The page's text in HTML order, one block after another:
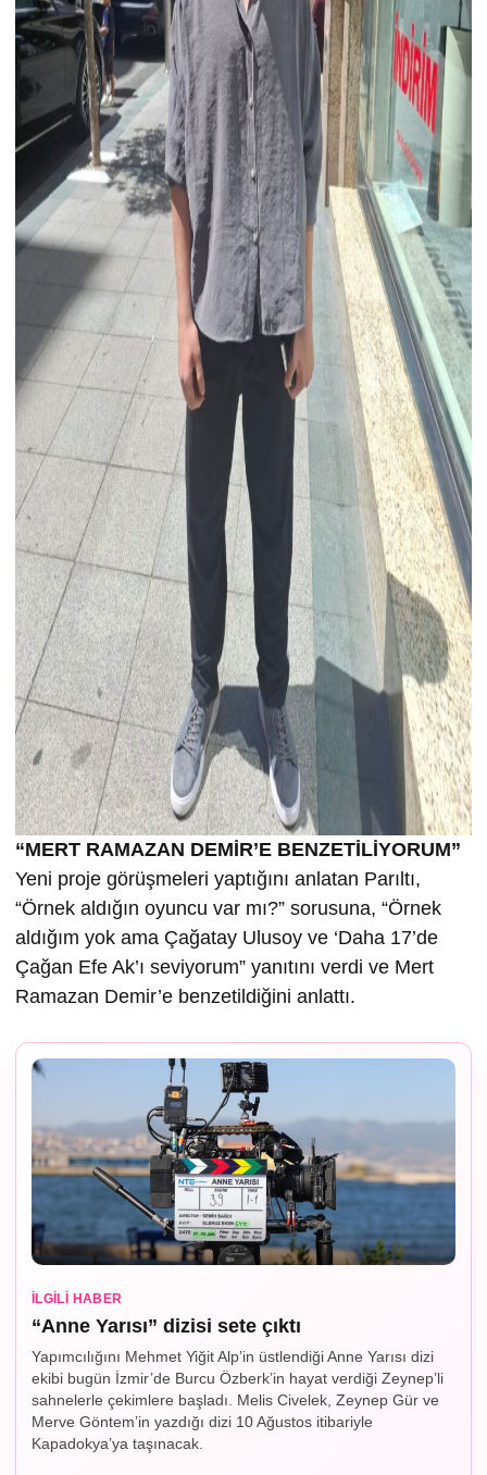
“MERT RAMAZAN DEMİR’E BENZETİLİYORUM”
Yeni proje görüşmeleri yaptığını anlatan Parıltı,
“Örnek aldığın oyuncu var mı?” sorusuna, “Örnek
aldığım yok ama Çağatay Ulusoy ve ‘Daha 17’de
Çağan Efe Ak’ı seviyorum” yanıtını verdi ve Mert
Ramazan Demir’e benzetildiğini anlattı.
İLGILI HABER
“Anne Yarısı” dizisi sete çıktı
Yapımcılığını Mehmet Yiğit Alp’in üstlendiği Anne Yarısı dizi
ekibi bugün İzmir’de Burcu Özberk’in hayat verdiği Zeynep’li
sahnelerle çekimlere başladı. Melis Civelek, Zeynep Gür ve
Merve Göntem’in yazdığı dizi 10 Ağustos itibariyle
Kapadokya’ya taşınacak.